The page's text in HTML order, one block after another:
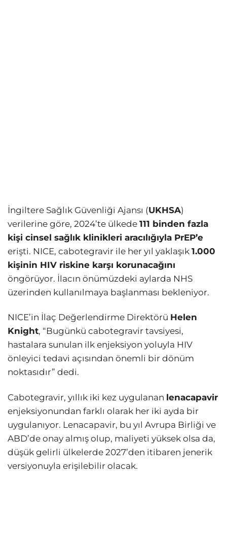
İngiltere Sağlık Güvenliği Ajansı (UKHSA)
verilerine göre, 2024’te ülkede 111 binden fazla
kişi cinsel sağlık klinikleri aracılığıyla PrEP’e
erişti. NICE, cabotegravir ile her yıl yaklaşık 1.000
kişinin HIV riskine karşı korunacağını
öngörüyor. İlacın önümüzdeki aylarda NHS
üzerinden kullanılmaya başlanması bekleniyor.
NICE’in İlaç Değerlendirme Direktörü Helen
Knight, “Bugünkü cabotegravir tavsiyesi,
hastalara sunulan ilk enjeksiyon yoluyla HIV
önleyici tedavi açısından önemli bir dönüm
noktasıdır” dedi.
Cabotegravir, yıllık iki kez uygulanan lenacapavir
enjeksiyonundan farklı olarak her iki ayda bir
uygulanıyor. Lenacapavir, bu yıl Avrupa Birliği ve
ABD’de onay almış olup, maliyeti yüksek olsa da,
düşük gelirli ülkelerde 2027’den itibaren jenerik
versiyonuyla erişilebilir olacak.